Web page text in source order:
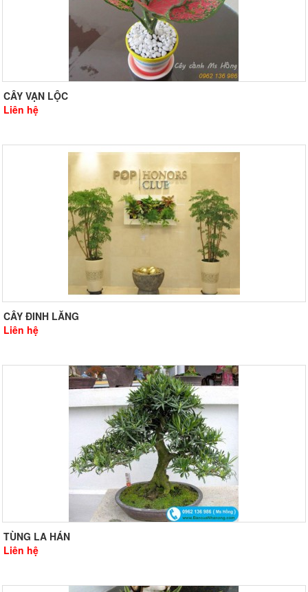
CÂY VẠN LỘC
Liên hệ
CÂY ĐINH LĂNG
Liên hệ
TÙNG LA HÁN
Liên hệ